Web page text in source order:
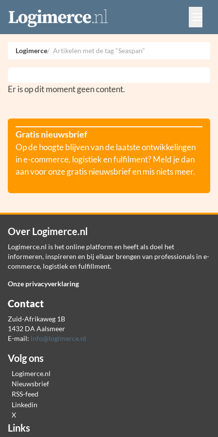
Vacatures
Events
Adverteren
Partners
Logimerce Artikelen met de tag "Seaspan"
Er is op dit moment geen content.
Gratis nieuwsbrief
Op de hoogte blijven van de laatste ontwikkelingen
in e-commerce, logistiek en fulfilment? Meld je dan
aan voor onze gratis nieuwsbrief en mis niets meer.
Over Logimerce.nl
Logimerce.nl is het online platform en heeft als doel het
informeren, inspireren en bij elkaar brengen van professionals in e-
commerce, logistiek en fulfillment.
Onze privacyverklaring
Contact
Zuid-Afrikaweg 1B
1432 DA Aalsmeer
E-mail: info@logimerce.nl
Volg ons
Logimerce.nl
Nieuwsbrief
RSS-feed
Linkedin
X
Links